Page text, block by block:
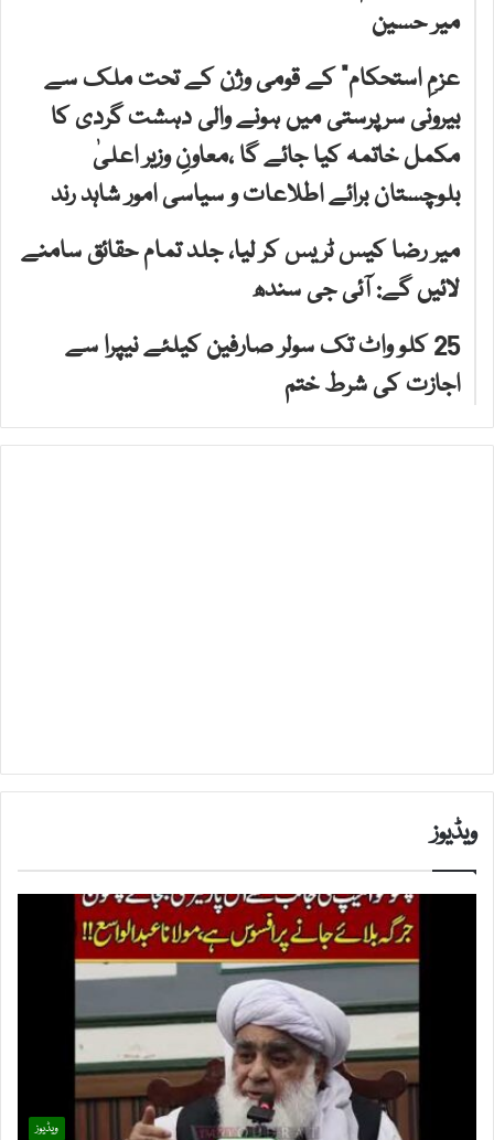
میر حسین
عزمِ استحکام” کے قومی وژن کے تحت ملک سے
بیرونی سرپرستی میں ہونے والی دہشت گردی کا
مکمل خاتمہ کیا جائے گا ،معاونِ وزیر اعلیٰ
بلوچستان برائے اطلاعات و سیاسی امور شاہد رند
میر رضا کیس ٹریس کر لیا، جلد تمام حقائق سامنے
لائیں گے: آئی جی سندھ
25 کلو واٹ تک سولر صارفین کیلئے نیپرا سے
اجازت کی شرط ختم
ویڈیوز
ویڈیوز